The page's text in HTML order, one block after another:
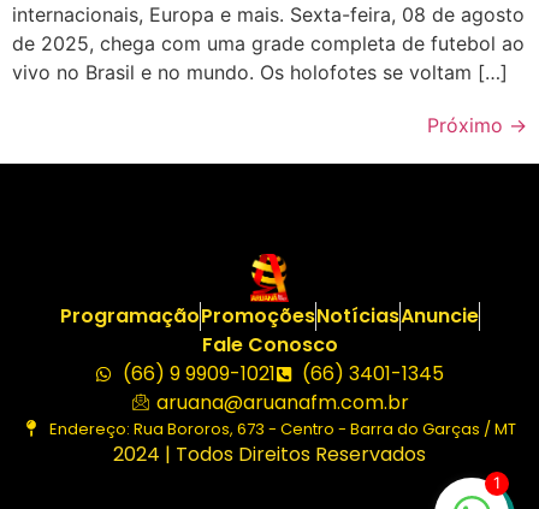
internacionais, Europa e mais. Sexta-feira, 08 de agosto
de 2025, chega com uma grade completa de futebol ao
vivo no Brasil e no mundo. Os holofotes se voltam […]
Próximo →
ProgramaçãoPromoçõesNotíciasAnuncie
Fale Conosco
(66) 9 9909-1021
(66) 3401-1345
aruana@aruanafm.com.br
Endereço: Rua Bororos, 673 - Centro - Barra do Garças / MT
2024 | Todos Direitos Reservados
1